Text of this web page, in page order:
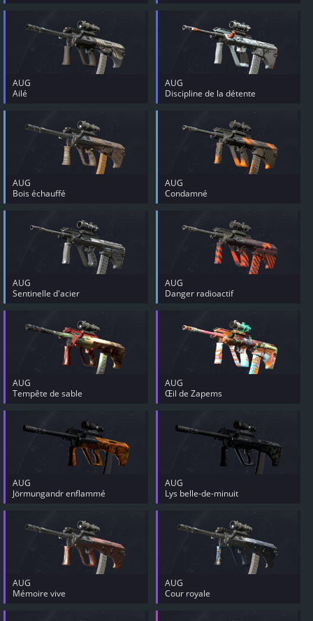
AUG
Ailé
AUG
Discipline de la détente
AUG
Bois échauffé
AUG
Condamné
AUG
Sentinelle d'acier
AUG
Danger radioactif
AUG
Tempête de sable
AUG
Œil de Zapems
AUG
Jörmungandr enflammé
AUG
Lys belle-de-minuit
AUG
Mémoire vive
AUG
Cour royale